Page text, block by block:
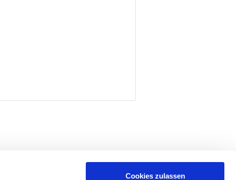
Cookies zulassen